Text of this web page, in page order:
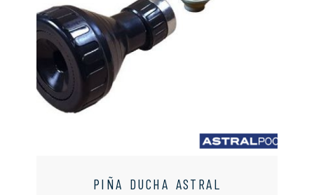
PIÑA DUCHA ASTRAL